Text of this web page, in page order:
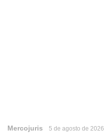
Mercojuris 5 de agosto de 2026